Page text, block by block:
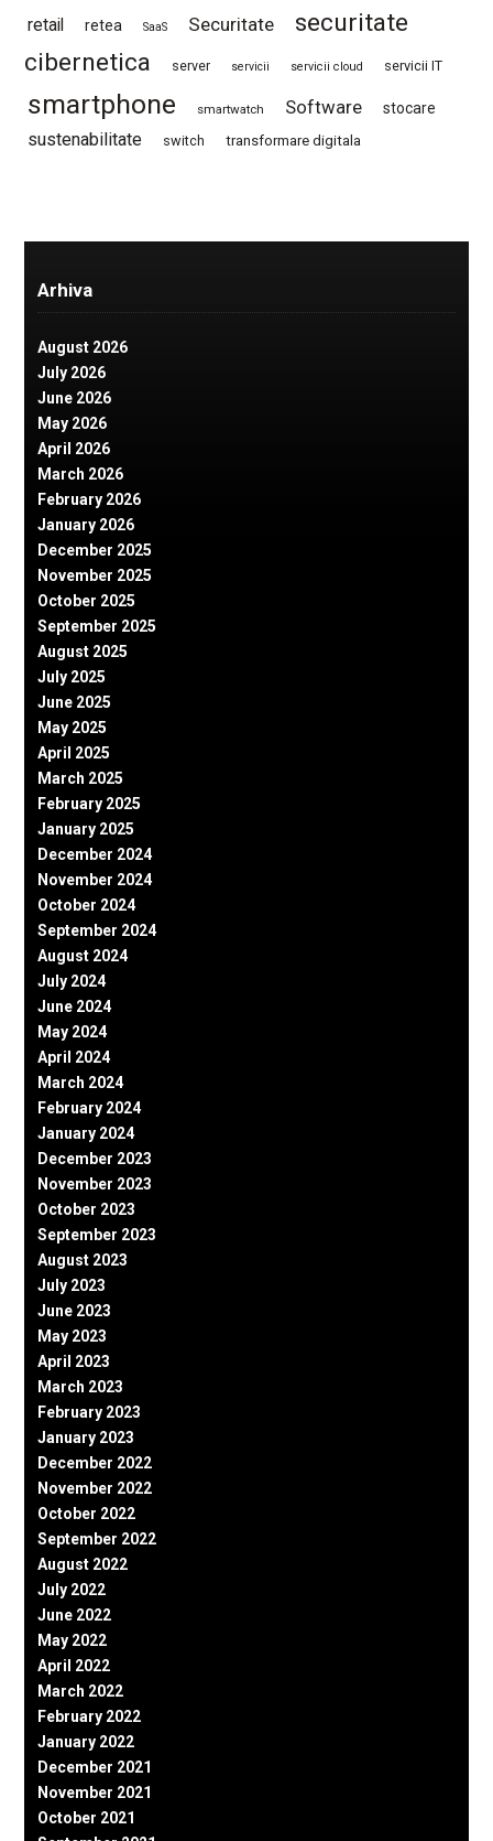
retail retea SaaS Securitate
securitate
cibernetica
server servicii servicii cloud servicii IT
smartphone smartwatch Software stocare
sustenabilitate switch transformare digitala
Arhiva
August 2026
July 2026
June 2026
May 2026
April 2026
March 2026
February 2026
January 2026
December 2025
November 2025
October 2025
September 2025
August 2025
July 2025
June 2025
May 2025
April 2025
March 2025
February 2025
January 2025
December 2024
November 2024
October 2024
September 2024
August 2024
July 2024
June 2024
May 2024
April 2024
March 2024
February 2024
January 2024
December 2023
November 2023
October 2023
September 2023
August 2023
July 2023
June 2023
May 2023
April 2023
March 2023
February 2023
January 2023
December 2022
November 2022
October 2022
September 2022
August 2022
July 2022
June 2022
May 2022
April 2022
March 2022
February 2022
January 2022
December 2021
November 2021
October 2021